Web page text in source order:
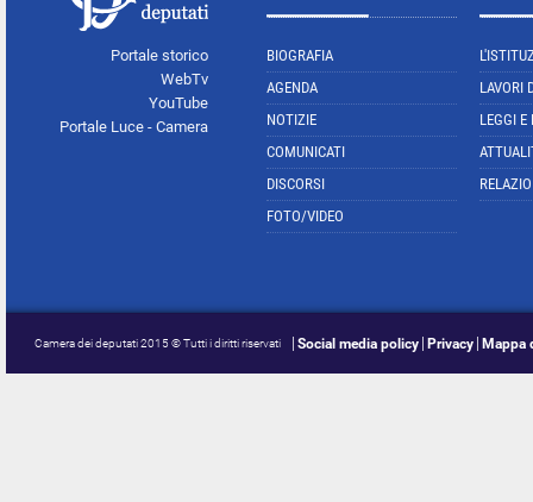
Portale storico
WebTv
YouTube
Portale Luce - Camera
BIOGRAFIA
AGENDA
NOTIZIE
COMUNICATI
DISCORSI
FOTO/VIDEO
LAVORI
LEGGI E
Camera dei deputati 2015 © Tutti i diritti riservati Social media policy Privacy Mappa